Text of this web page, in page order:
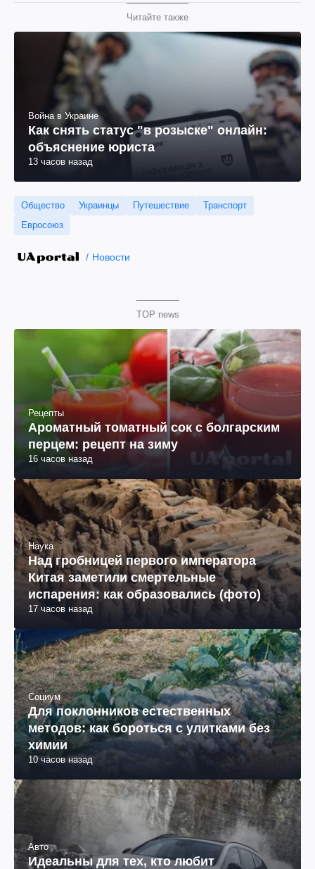
Читайте также
Война в Украине
Как снять статус "в розыске" онлайн:
объяснение юриста
13 часов назад
Общество Украинцы Путешествие
Транспорт
Евросоюз
Новости
TOP news
Рецепты
Ароматный томатный сок с болгарским
перцем: рецепт на зиму
16 часов назад
Наука
Над гробницей первого императора
Китая заметили смертельные
испарения: как образовались (фото)
17 часов назад
Социум
Для поклонников естественных
методов: как бороться с улитками без
химии
10 часов назад
Авто
Идеальны для тех, кто любит